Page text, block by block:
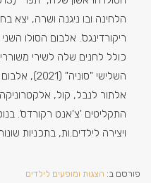
הלחינה ובו ניגנה ושרה, יצא בחברת
כולל לחנים שלה לשירי
השלישי "סוניה"
אלתור לנבל, קול, אלקטרוניקה
התקליטים 'צ'אנט רקורדס'. בנוסף,
ויצירה לילדים.ות, בתכניות שונות
ב:הצגות ומופעים לילדים